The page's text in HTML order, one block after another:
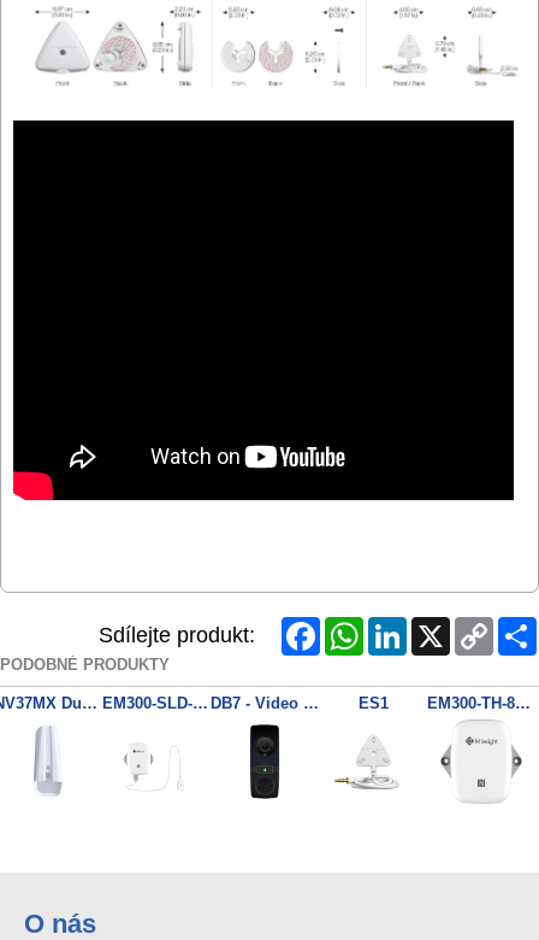
Sdílejte produkt: FacebookWhatsAppLinkedInX
Copy
Link
PODOBNÉ PRODUKTY
NV37MX Dual Detector, Antimasking, PET EM300-SLD-868M DB7 - Video FHD/HiFi Audio Zvonek WiFi (černý) ES1 EM300-TH-868M
O nás